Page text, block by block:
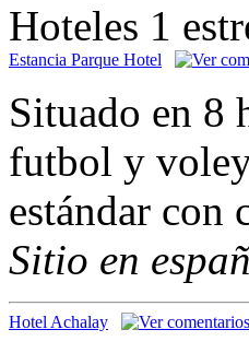
Hoteles 1
Estancia Parque Hotel
Situado en 8
futbol y
estándar con
Sitio en
Hotel Achalay